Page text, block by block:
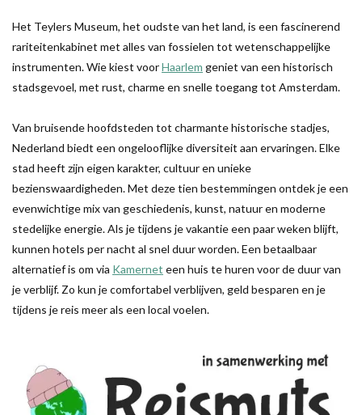
Het Teylers Museum, het oudste van het land, is een fascinerend
rariteitenkabinet met alles van fossielen tot wetenschappelijke
instrumenten. Wie kiest voorHaarlem geniet van een historisch
stadsgevoel, met rust, charme en snelle toegang tot Amsterdam.
Van bruisende hoofdsteden tot charmante historische stadjes,
Nederland biedt een ongelooflijke diversiteit aan ervaringen. Elke
stad heeft zijn eigen karakter, cultuur en unieke
bezienswaardigheden. Met deze tien bestemmingen ontdek je een
evenwichtige mix van geschiedenis, kunst, natuur en moderne
stedelijke energie. Als je tijdens je vakantie een paar weken blijft,
kunnen hotels per nacht al snel duur worden. Een betaalbaar
alternatief is om via Kamernet een huis te huren voor de duur van
je verblijf. Zo kun je comfortabel verblijven, geld besparen en je
tijdens je reis meer als een local voelen.